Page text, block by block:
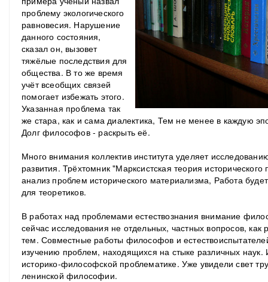
проблему экологического
равновесия. Нарушение
данного состояния,
сказал он, вызовет
тяжёлые последствия для
общества. В то же время
учёт всеобщих связей
помогает избежать этого.
Указанная проблема так
же стара, как и сама диалектика, Тем не менее в каждую
Долг философов - раскрыть её.
Много внимания коллектив института уделяет
развития. Трёхтомник "Марксистская теория
анализ проблем исторического материализма, Работа
для теоретиков.
В работах над проблемами естествознания внимание
сейчас исследования не отдельных, частных вопросов,
тем. Совместные работы философов и
изучению проблем, находящихся на стыке различных
историко-философской проблематике. Уже увидели свет
ленинской философии.